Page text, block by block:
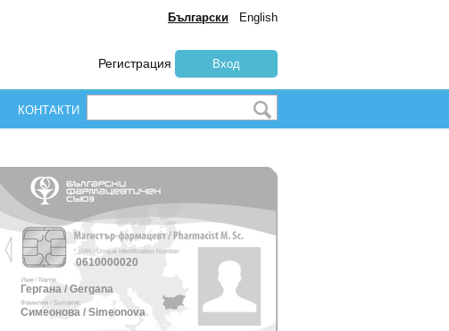
Български English
Регистрация Вход
КОНТАКТИ
0610000020
Гергана / Gergana
Симеонова / Simeonova